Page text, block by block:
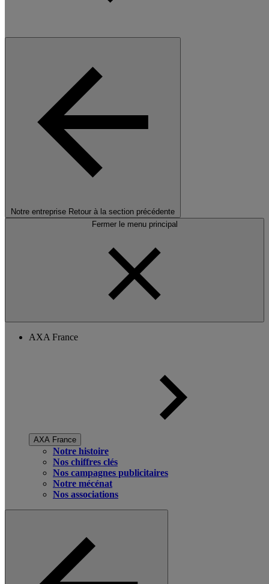
Notre entreprise Retour à la section précédente
Fermer le menu principal
AXA France
AXA France
Notre histoire
Nos chiffres clés
Nos campagnes publicitaires
Notre mécénat
Nos associations